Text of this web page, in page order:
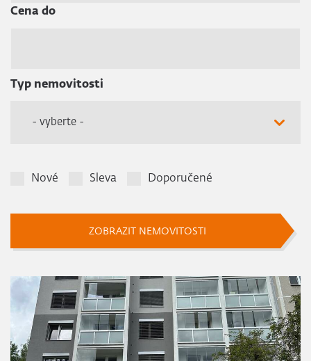
Cena do
Typ nemovitosti
- vyberte -
Nové Sleva Doporučené
ZOBRAZIT NEMOVITOSTI